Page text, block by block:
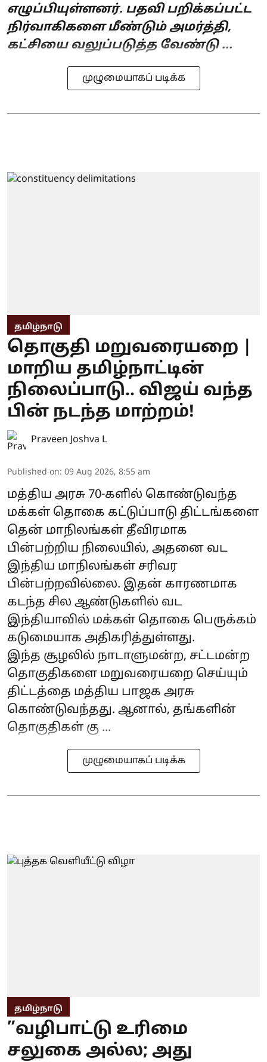
எழுப்பியுள்ளனர். பதவி பறிக்கப்பட்ட
நிர்வாகிகளை மீண்டும் அமர்த்தி,
கட்சியை வலுப்படுத்த வேண்டு ...
முழுமையாகப் படிக்க
தமிழ்நாடு
தொகுதி மறுவரையறை |
மாறிய தமிழ்நாட்டின்
நிலைப்பாடு.. விஜய் வந்த
பின் நடந்த மாற்றம்!
Praveen Joshva L
Published on: 09 Aug 2026, 8:55 am
மத்திய அரசு 70-களில் கொண்டுவந்த
மக்கள் தொகை கட்டுப்பாடு திட்டங்களை
தென் மாநிலங்கள் தீவிரமாக
பின்பற்றிய நிலையில், அதனை வட
இந்திய மாநிலங்கள் சரிவர
பின்பற்றவில்லை. இதன் காரணமாக
கடந்த சில ஆண்டுகளில் வட
இந்தியாவில் மக்கள் தொகை பெருக்கம்
கடுமையாக அதிகரித்துள்ளது.
இந்த சூழலில் நாடாளுமன்ற, சட்டமன்ற
தொகுதிகளை மறுவரையறை செய்யும்
திட்டத்தை மத்திய பாஜக அரசு
கொண்டுவந்தது. ஆனால், தங்களின்
தொகுதிகள் கு ...
முழுமையாகப் படிக்க
தமிழ்நாடு
”வழிபாட்டு உரிமை
சலுகை அல்ல; அது